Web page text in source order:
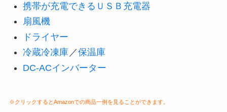
携帯が充電できるＵＳＢ充電器
扇風機
ドライヤー
冷蔵冷凍庫 ／保温庫
DC-ACインバーター
※クリックするとAmazonでの商品一例を見ることができます。